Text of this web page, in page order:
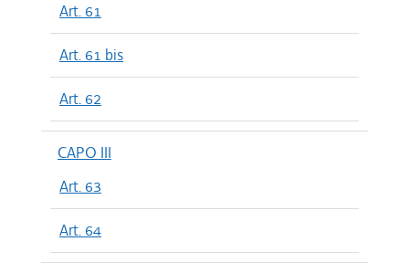
Art. 61
Art. 61 bis
Art. 62
CAPO III
Art. 63
Art. 64